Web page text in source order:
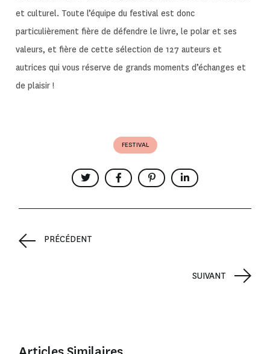
et culturel. Toute l’équipe du festival est donc
particulièrement fière de défendre le livre, le polar et ses
valeurs, et fièrede cette sélection de 127 auteurs et
autrices qui vous réserve de grands moments d’échanges et
de plaisir !
FESTIVAL
PRÉCÉDENT
SUIVANT